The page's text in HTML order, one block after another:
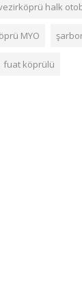
halk
MYO
fuat köprülü